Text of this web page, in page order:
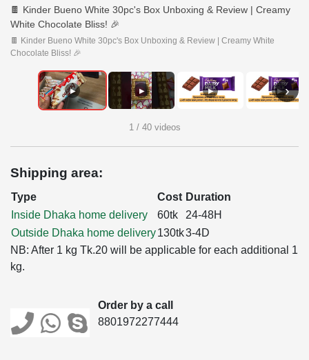
🍫 Kinder Bueno White 30pc's Box Unboxing & Review | Creamy
White Chocolate Bliss! 🎉
🍫 Kinder Bueno White 30pc's Box Unboxing & Review | Creamy White
Chocolate Bliss! 🎉
▶ ▶ ▶ ▶ ›
1 / 40 videos
Shipping area:
Type Cost Duration
Inside Dhaka home delivery
60tk
24-48H
Outside Dhaka home delivery130tk3-4D
NB: After 1 kg Tk.20 will be applicable for each additional 1
kg.
Order by a call
8801972277444